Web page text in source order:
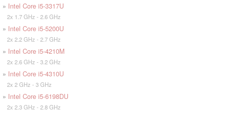
» Intel Core i5-3317U
2x 1.7 GHz - 2.6 GHz
» Intel Core i5-5200U
2x 2.2 GHz - 2.7 GHz
» Intel Core i5-4210M
2x 2.6 GHz - 3.2 GHz
» Intel Core i5-4310U
2x 2 GHz - 3 GHz
» Intel Core i5-6198DU
2x 2.3 GHz - 2.8 GHz